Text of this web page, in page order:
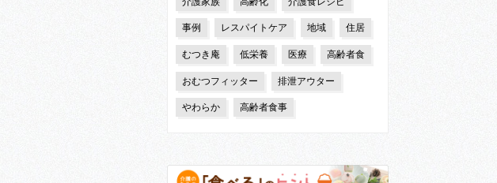
事例 レスパイトケア 地域 住居
むつき庵 低栄養 医療 高齢者食
おむつフィッター 排泄アウター
やわらか 高齢者食事